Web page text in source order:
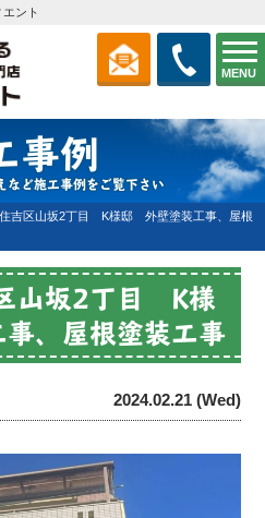
MENU
ント
事例
など施工事例をご覧下さい
吉区山坂2丁目 K様邸 外壁塗装工事、屋根
山坂2丁目 K様
、屋根塗装工事
2024.02.21 (Wed)